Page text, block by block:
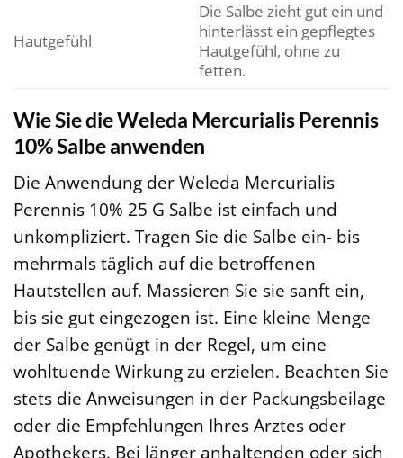
Hautgefühl
Die Salbe zieht gut ein und
hinterlässt ein gepflegtes
Hautgefühl, ohne zu
fetten.
Wie Sie die Weleda Mercurialis Perennis
10% Salbe anwenden
Die Anwendung der Weleda Mercurialis
Perennis 10% 25 G Salbe ist einfach und
unkompliziert. Tragen Sie die Salbe ein- bis
mehrmals täglich auf die betroffenen
Hautstellen auf. Massieren Sie sie sanft ein,
bis sie gut eingezogen ist. Eine kleine Menge
der Salbe genügt in der Regel, um eine
wohltuende Wirkung zu erzielen. Beachten Sie
stets die Anweisungen in der Packungsbeilage
oder die Empfehlungen Ihres Arztes oder
Apothekers. Bei länger anhaltenden oder sich